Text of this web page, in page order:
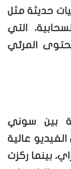
حديثة مثل
التي
المرئي
بين سوني
عالية
بينما ركزت